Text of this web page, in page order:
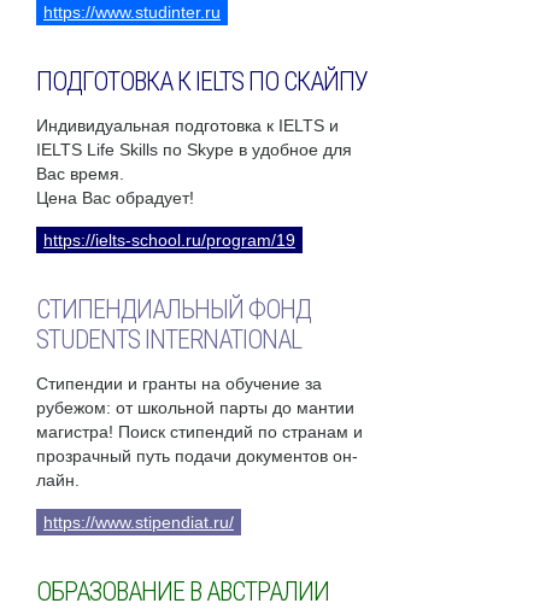
https://www.studinter.ru
ПОДГОТОВКА К IELTS ПО СКАЙПУ
Индивидуальная подготовка к IELTS и
IELTS Life Skills по Skype в удобное для
Вас время.
Цена Вас обрадует!
https://ielts-school.ru/program/19
СТИПЕНДИАЛЬНЫЙ ФОНД
STUDENTS INTERNATIONAL
Стипендии и гранты на обучение за
рубежом: от школьной парты до мантии
магистра! Поиск стипендий по странам и
прозрачный путь подачи документов он-
лайн.
https://www.stipendiat.ru/
ОБРАЗОВАНИЕ В АВСТРАЛИИ